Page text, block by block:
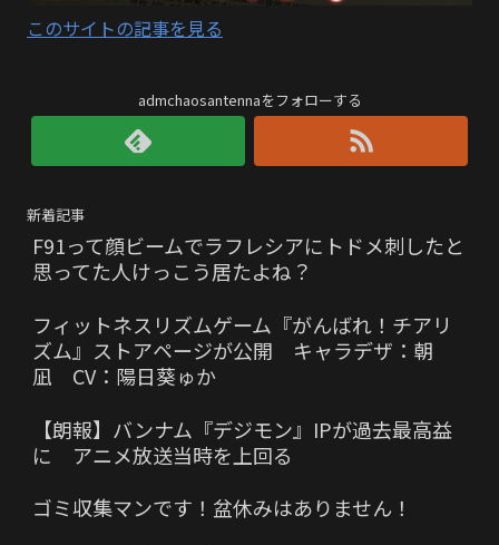
このサイトの記事を見る
admchaosantennaをフォローする
新着記事
F91って顔ビームでラフレシアにトドメ刺したと
思ってた人けっこう居たよね？
フィットネスリズムゲーム『がんばれ！チアリ
ズム』ストアページが公開 キャラデザ：朝
凪 CV：陽日葵ゅか
【朗報】バンナム『デジモン』IPが過去最高益
に アニメ放送当時を上回る
ゴミ収集マンです！盆休みはありません！